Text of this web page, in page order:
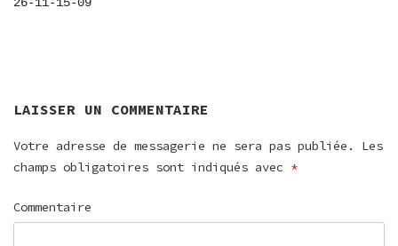
DE
LAISSER UN COMMENTAIRE
Votre adresse de messagerie ne sera pas publiée.
Les
champs obligatoires sont indiqués avec *
Commentaire